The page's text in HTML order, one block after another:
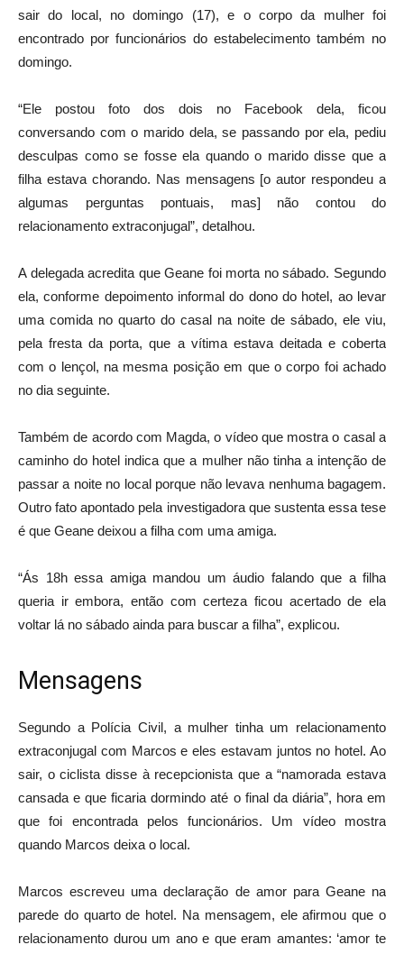
sair do local, no domingo (17), e o corpo da mulher foi
encontrado por funcionários do estabelecimento também no
domingo.
“Ele postou foto dos dois no Facebook dela, ficou
conversando com o marido dela, se passando por ela, pediu
desculpas como se fosse ela quando o marido disse que a
filha estava chorando. Nas mensagens [o autor respondeu a
algumas perguntas pontuais, mas] não contou do
relacionamento extraconjugal”, detalhou.
A delegada acredita que Geane foi morta no sábado. Segundo
ela, conforme depoimento informal do dono do hotel, ao levar
uma comida no quarto do casal na noite de sábado, ele viu,
pela fresta da porta, que a vítima estava deitada e coberta
com o lençol, na mesma posição em que o corpo foi achado
no dia seguinte.
Também de acordo com Magda, o vídeo que mostra o casal a
caminho do hotel indica que a mulher não tinha a intenção de
passar a noite no local porque não levava nenhuma bagagem.
Outro fato apontado pela investigadora que sustenta essa tese
é que Geane deixou a filha com uma amiga.
“Ás 18h essa amiga mandou um áudio falando que a filha
queria ir embora, então com certeza ficou acertado de ela
voltar lá no sábado ainda para buscar a filha”, explicou.
Mensagens
Segundo a Polícia Civil, a mulher tinha um relacionamento
extraconjugal com Marcos e eles estavam juntos no hotel. Ao
sair, o ciclista disse à recepcionista que a “namorada estava
cansada e que ficaria dormindo até o final da diária”, hora em
que foi encontrada pelos funcionários. Um vídeo mostra
quando Marcos deixa o local.
Marcos escreveu uma declaração de amor para Geane na
parede do quarto de hotel. Na mensagem, ele afirmou que o
relacionamento durou um ano e que eram amantes: ‘amor te